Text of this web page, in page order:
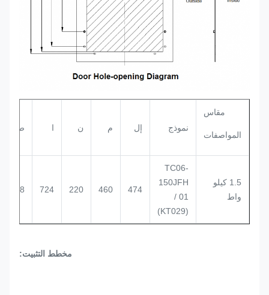
مقاس
المواصفات
نموذج إل م ن ا ص
1.5 كيلو
واط
TC06-
150JFH
/ 01
(KT029)
474
460
220
724
708
مخطط التثبيت: